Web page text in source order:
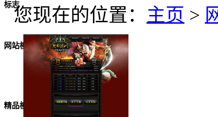
标志
网站模板
精品模板
您现在的位置： 主页 >